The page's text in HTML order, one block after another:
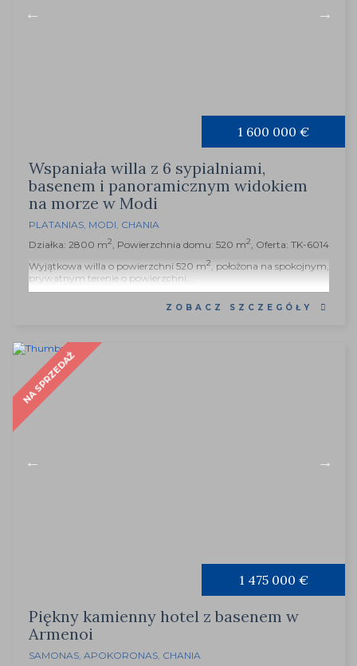
1 600 000 €
Wspaniała willa z 6 sypialniami,
basenem i panoramicznym widokiem
na morze w Modi
PLATANIAS, MODI, CHANIA
Działka: 2800 m2, Powierzchnia domu: 520 m2, Oferta: TK-6014
Wyjątkowa willa o powierzchni 520 m2, położona na spokojnym,
prywatnym terenie o powierzchni...
ZOBACZ SZCZEGÓŁY
NA SPRZEDAŻ
1 475 000 €
Piękny kamienny hotel z basenem w
Armenoi
SAMONAS, APOKORONAS, CHANIA